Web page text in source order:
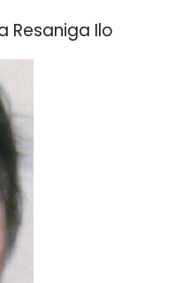
Resaniga Ilo